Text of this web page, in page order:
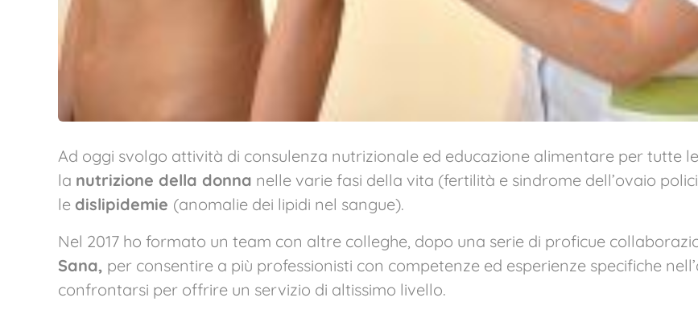
Ad oggi svolgo attività di consulenza nutrizionale ed educazione alimentare per tutte
la nutrizione della donna nelle varie fasi della vita (fertilità e sindrome dell’ovaio
le dislipidemie (anomalie dei lipidi nel sangue).
Nel 2017 ho formato un team con altre colleghe, dopo una serie di proficue
Sana, per consentire a più professionisti con competenze ed esperienze specifiche
confrontarsi per offrire un servizio di altissimo livello.